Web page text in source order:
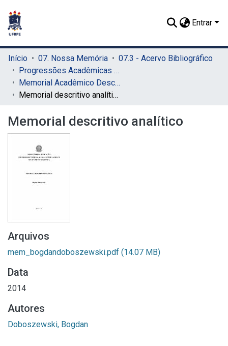
Entrar
Início 07. Nossa Memória
07.3 - Acervo Bibliográfico
Progressões Acadêmicas para Professor Titular
Memorial Acadêmico Descritivo
Memorial descritivo analítico
Memorial descritivo analítico
Arquivos
mem_bogdandoboszewski.pdf (14.07 MB)
Data
2014
Autores
Doboszewski, Bogdan